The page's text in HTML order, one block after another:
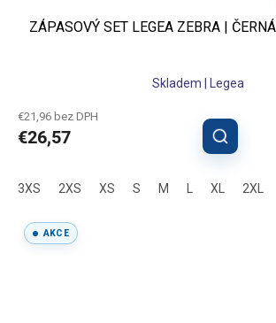
ZÁPASOVÝ SET LEGEA ZEBRA |
Skladem | Legea
€21,96 bez DPH
€26,57
3XS 2XS XS S M L XL 2XL
AKCE